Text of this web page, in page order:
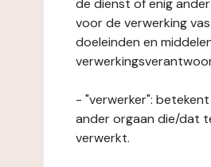
de dienst of enig
voor de verwerking
doeleinden en
- "verwerker":
ander orgaan die/dat
verwerkt.